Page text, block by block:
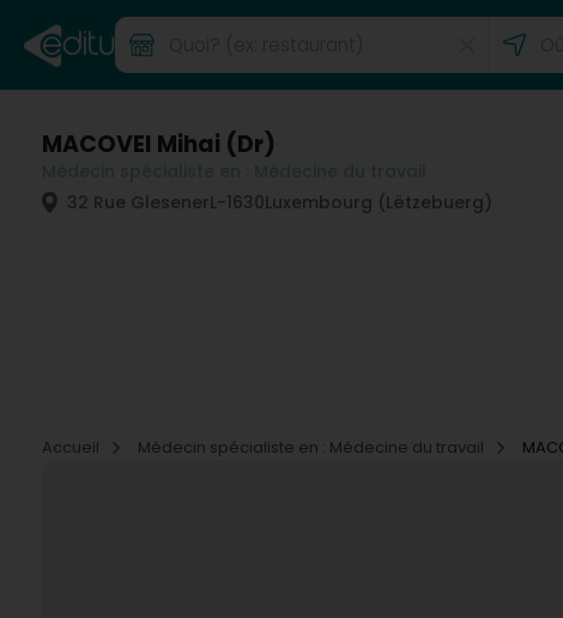
MACOVEI Mihai (Dr)
32 Rue GlesenerL-1630Luxembourg (Lëtzebuerg)
Accueil
Médecin spécialiste en : Médecine du travail